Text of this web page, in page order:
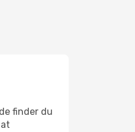
finder du